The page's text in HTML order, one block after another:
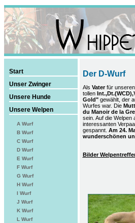
Start
Unser Zwinger
Unsere Hunde
Unsere Welpen
A Wurf
B Wurf
C Wurf
D Wurf
E Wurf
F Wurf
G Wurf
H Wurf
I Wurf
J Wurf
K Wurf
L Wurf
Der D-Wurf
Als Vaterfür unseren
tollen
Gold"gewählt, der
Wurfes war. Die
du Manoir de la
sein. Auf die
interessanten
gespannt. Am 24.
wunderschönen
Bilder